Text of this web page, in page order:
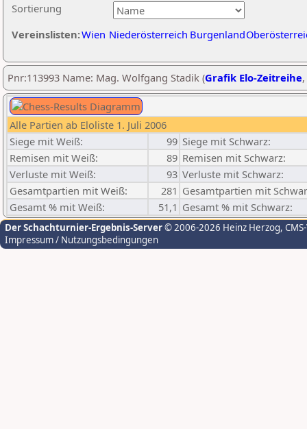
Sortierung
Vereinslisten:Wien Niederösterreich Burgenland
Pnr:113993 Name: Mag. Wolfgang Stadik (Grafik Elo-Zeitreihe,
Alle Partien ab Eloliste 1. Juli 2006
Siege mit Weiß:
99 Siege mit Schwarz:
Remisen mit Weiß:
89 Remisen mit Schwarz:
Verluste mit Weiß:
93 Verluste mit Schwarz:
Gesamtpartien mit Weiß:
281 Gesamtpartien mit
Gesamt % mit Weiß:
51,1 Gesamt % mit Schwarz:
Der Schachturnier-Ergebnis-Server© 2006-2026 Heinz Herzog,
Impressum / Nutzungsbedingungen